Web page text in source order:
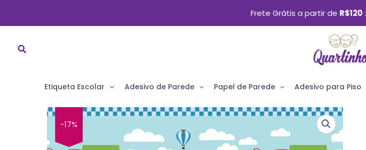
Ir
Frete Grátis a partir de R$120
Etiqueta Escolar Adesivo de Parede Papel de Parede Adesivo para Piso
-17%